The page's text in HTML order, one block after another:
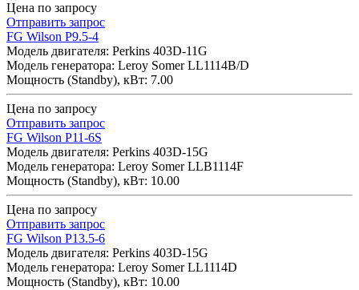
Цена по запросу
Отправить запрос
FG Wilson P9.5-4
Модель двигателя: Perkins 403D-11G
Модель генератора: Leroy Somer LL1114B/D
Мощность (Standby), кВт: 7.00
Цена по запросу
Отправить запрос
FG Wilson P11-6S
Модель двигателя: Perkins 403D-15G
Модель генератора: Leroy Somer LLB1114F
Мощность (Standby), кВт: 10.00
Цена по запросу
Отправить запрос
FG Wilson P13.5-6
Модель двигателя: Perkins 403D-15G
Модель генератора: Leroy Somer LL1114D
Мощность (Standby), кВт: 10.00